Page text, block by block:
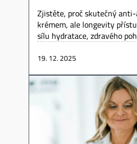
Zjistěte, proč skutečný
krémem, ale longevity
sílu hydratace, zdravého
19. 12. 2025